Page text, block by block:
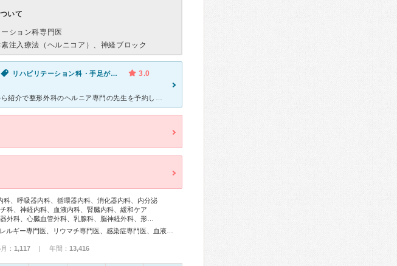
いて
ション科専門医
注入療法（ヘルニコア）、神経ブロック
リハビリテーション科・手足がしびれる 3.0
科、呼吸器内科、循環器内科、消化器内科、内分泌
科、神経内科、血液内科、腎臓内科、緩和ケア
外科、心臓血管外科、乳腺科、脳神経外科、形…
： 1,117 | 年間： 13,416